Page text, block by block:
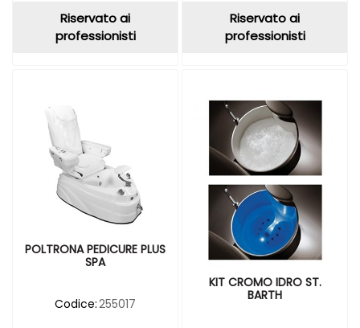
Riservato ai
professionisti
Riservato ai
professionisti
POLTRONA PEDICURE PLUS
SPA
Codice:255017
KIT CROMO IDRO ST.
BARTH